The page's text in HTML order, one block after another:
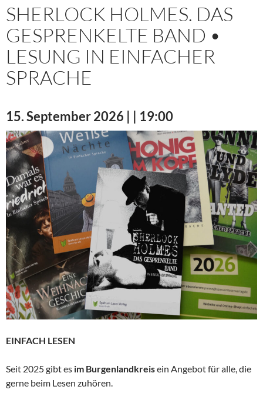
SHERLOCK HOLMES. DAS
GESPRENKELTE BAND •
LESUNG IN EINFACHER
SPRACHE
15. September 2026 | | 19:00
EINFACH LESEN
Seit 2025 gibt es im Burgenlandkreisein Angebot für alle, die
gerne beim Lesen zuhören.